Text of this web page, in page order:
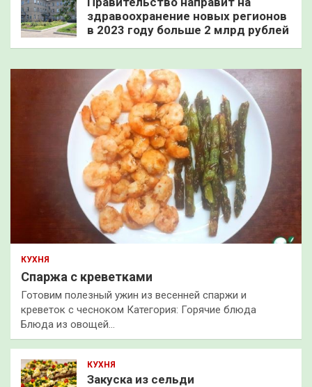
здравоохранение новых регионов
в 2023 году больше 2 млрд рублей
КУХНЯ
Спаржа с креветками
Готовим полезный ужин из весенней спаржи и
креветок с чесноком Категория: Горячие блюда
Блюда из овощей…
КУХНЯ
Закуска из сельди